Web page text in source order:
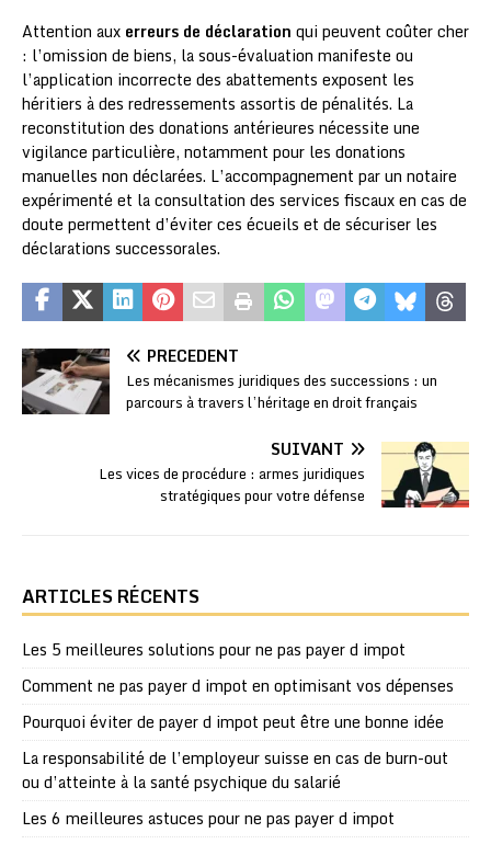
Attention aux erreurs de déclaration qui peuvent coûter cher
: l’omission de biens, la sous-évaluation manifeste ou
l’application incorrecte des abattements exposent les
héritiers à des redressements assortis de pénalités. La
reconstitution des donations antérieures nécessite une
vigilance particulière, notamment pour les donations
manuelles non déclarées. L’accompagnement par un notaire
expérimenté et la consultation des services fiscaux en cas de
doute permettent d’éviter ces écueils et de sécuriser les
déclarations successorales.
PRÉCÉDENT
Les mécanismes juridiques des successions : un
parcours à travers l’héritage en droit français
SUIVANT
Les vices de procédure : armes juridiques
stratégiques pour votre défense
ARTICLES RÉCENTS
Les 5 meilleures solutions pour ne pas payer d impot
Comment ne pas payer d impot en optimisant vos dépenses
Pourquoi éviter de payer d impot peut être une bonne idée
La responsabilité de l’employeur suisse en cas de burn-out
ou d’atteinte à la santé psychique du salarié
Les 6 meilleures astuces pour ne pas payer d impot